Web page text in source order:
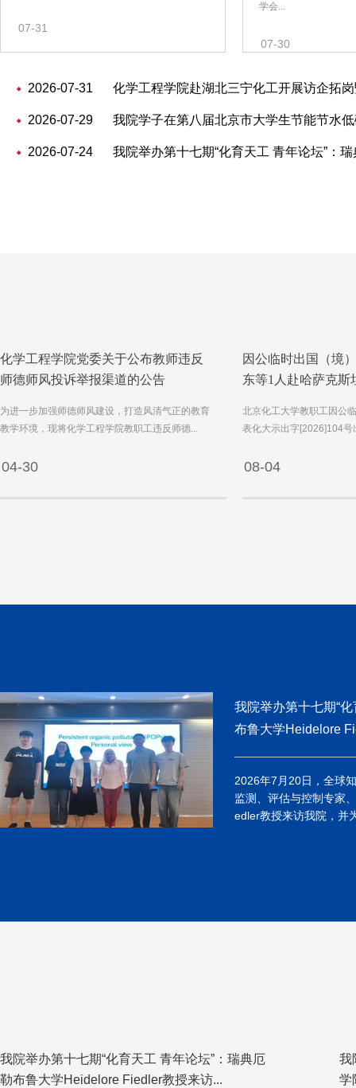
07-31
学会...
07-30
2026-07-31 化学工程学院赴湖北三宁化工开展访企拓岗
2026-07-29 我院学子在第八届北京市大学生节能节水
2026-07-24 我院举办第十七期“化育天工 青年论坛”：
化学工程学院党委关于公布教师违反
师德师风投诉举报渠道的公告
为进一步加强师德师风建设，打造风清气正的教育
教学环境，现将化学工程学院教职工违反师德...
04-30
因公临时出国（境
东等1人赴哈萨克斯
北京化工大学教职工因公
表化大示出字[2026]104号
08-04
我院举办第十七期“
布鲁大学Heidelore
2026年7月20日，全球
监测、评估与控制专家
edler教授来访我院，并
我院举办第十七期“化育天工 青年论坛”：瑞典厄
勒布鲁大学Heidelore Fiedler教授来访...
我
学